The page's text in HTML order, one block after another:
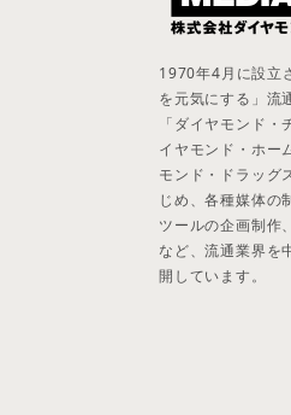
1970年4月に設立
を元気にする」流
「ダイヤモンド
イヤモンド・ホー
モンド・ドラッグ
じめ、各種媒体の
ツールの企画制作
など、流通業界を
開しています。